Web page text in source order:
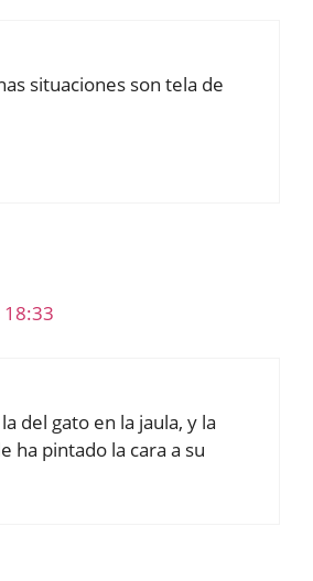
situaciones son tela de
18:33
del gato en la jaula, y la
ha pintado la cara a su